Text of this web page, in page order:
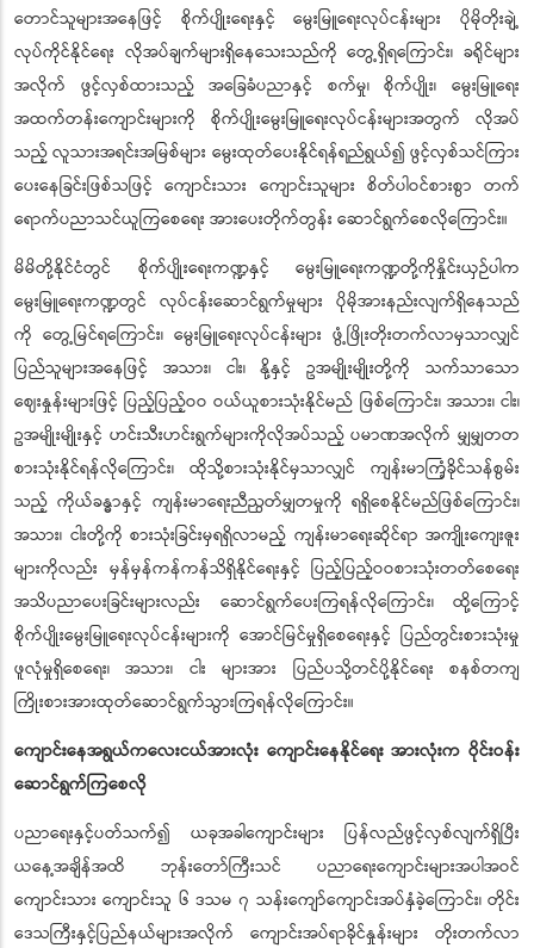
တောင်သူများအနေဖြင့် စိုက်ပျိုးရေးနှင့် မွေးမြူရေးလုပ်ငန်းများ ပိုမိုတိုးချဲ့
လုပ်ကိုင်နိုင်ရေး လိုအပ်ချက်များရှိနေသေးသည်ကို တွေ့ရှိရကြောင်း၊ ခရိုင်များ
အလိုက် ဖွင့်လှစ်ထားသည့် အခြေခံပညာနှင့် စက်မှု၊ စိုက်ပျိုး၊ မွေးမြူရေး
အထက်တန်းကျောင်းများကို စိုက်ပျိုးမွေးမြူရေးလုပ်ငန်းများအတွက် လိုအပ်
သည့် လူသားအရင်းအမြစ်များ မွေးထုတ်ပေးနိုင်ရန်ရည်ရွယ်၍ ဖွင့်လှစ်သင်ကြား
ပေးနေခြင်းဖြစ်သဖြင့် ကျောင်းသား ကျောင်းသူများ စိတ်ပါဝင်စားစွာ တက်
ရောက်ပညာသင်ယူကြစေရေး အားပေးတိုက်တွန်း ဆောင်ရွက်စေလိုကြောင်း။
မိမိတို့နိုင်ငံတွင် စိုက်ပျိုးရေးကဏ္ဍနှင့် မွေးမြူရေးကဏ္ဍတို့ကိုနှိုင်းယှဉ်ပါက
မွေးမြူရေးကဏ္ဍတွင် လုပ်ငန်းဆောင်ရွက်မှုများ ပိုမိုအားနည်းလျက်ရှိနေသည်
ကို တွေ့မြင်ရကြောင်း၊ မွေးမြူရေးလုပ်ငန်းများ ဖွံ့ဖြိုးတိုးတက်လာမှသာလျှင်
ပြည်သူများအနေဖြင့် အသား၊ ငါး၊ နို့နှင့် ဥအမျိုးမျိုးတို့ကို သက်သာသော
ဈေးနှုန်းများဖြင့် ပြည့်ပြည့်ဝဝ ဝယ်ယူစားသုံးနိုင်မည် ဖြစ်ကြောင်း၊ အသား၊ ငါး၊
ဥအမျိုးမျိုးနှင့် ဟင်းသီးဟင်းရွက်များကိုလိုအပ်သည့် ပမာဏအလိုက် မျှမျှတတ
စားသုံးနိုင်ရန်လိုကြောင်း၊ ထိုသို့စားသုံးနိုင်မှသာလျှင် ကျန်းမာကြံ့ခိုင်သန်စွမ်း
သည့် ကိုယ်ခန္ဓာနှင့် ကျန်းမာရေးညီညွတ်မျှတမှုကို ရရှိစေနိုင်မည်ဖြစ်ကြောင်း၊
အသား၊ ငါးတို့ကို စားသုံးခြင်းမှရရှိလာမည့် ကျန်းမာရေးဆိုင်ရာ အကျိုးကျေးဇူး
များကိုလည်း မှန်မှန်ကန်ကန်သိရှိနိုင်ရေးနှင့် ပြည့်ပြည့်ဝဝစားသုံးတတ်စေရေး
အသိပညာပေးခြင်းများလည်း ဆောင်ရွက်ပေးကြရန်လိုကြောင်း၊ ထို့ကြောင့်
စိုက်ပျိုးမွေးမြူရေးလုပ်ငန်းများကို အောင်မြင်မှုရှိစေရေးနှင့် ပြည်တွင်းစားသုံးမှု
ဖူလုံမှုရှိစေရေး၊ အသား၊ ငါး များအား ပြည်ပသို့တင်ပို့နိုင်ရေး စနစ်တကျ
ကြိုးစားအားထုတ်ဆောင်ရွက်သွားကြရန်လိုကြောင်း။
ကျောင်းနေအရွယ်ကလေးငယ်အားလုံး ကျောင်းနေနိုင်ရေး အားလုံးက ဝိုင်းဝန်း
ဆောင်ရွက်ကြစေလို
ပညာရေးနှင့်ပတ်သက်၍ ယခုအခါကျောင်းများ ပြန်လည်ဖွင့်လှစ်လျက်ရှိပြီး
ယနေ့အချိန်အထိ ဘုန်းတော်ကြီးသင် ပညာရေးကျောင်းများအပါအဝင်
ကျောင်းသား ကျောင်းသူ ၆ ဒသမ ၇ သန်းကျော်ကျောင်းအပ်နှံခဲ့ကြောင်း၊ တိုင်း
ဒေသကြီးနှင့်ပြည်နယ်များအလိုက် ကျောင်းအပ်ရာခိုင်နှုန်းများ တိုးတက်လာ